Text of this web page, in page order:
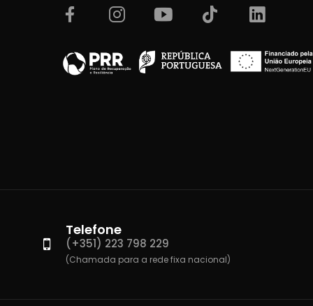
Telefone
(+351) 223 798 229
(Chamada para a rede fixa nacional)